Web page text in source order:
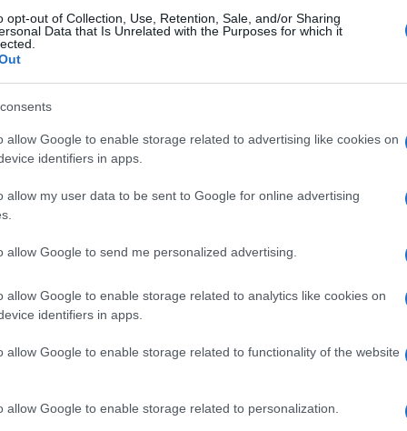
opt-out of Collection, Use, Retention, Sale, and/or Sharing
Data that Is Unrelated with the Purposes for which it
allow Google to enable storage related to advertising like cookies on
identifiers in apps.
allow my user data to be sent to Google for online advertising
allow Google to send me personalized advertising.
allow Google to enable storage related to analytics like cookies on
identifiers in apps.
allow Google to enable storage related to functionality of the website
allow Google to enable storage related to personalization.
a los consumidores de la